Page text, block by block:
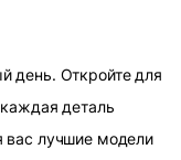
день. Откройте для
деталь
вас лучшие модели